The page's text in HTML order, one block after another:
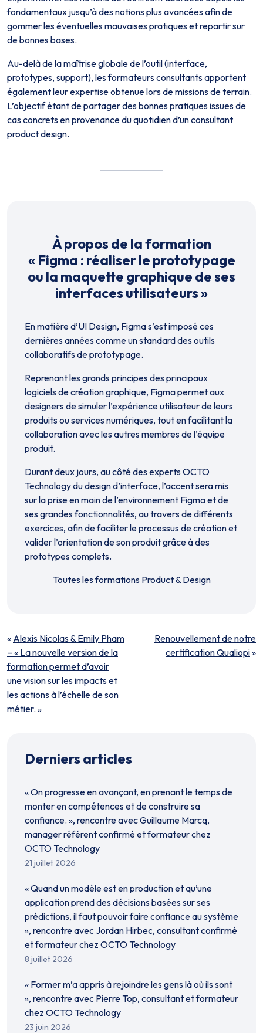
fondamentaux jusqu’à des notions plus avancées afin de
gommer les éventuelles mauvaises pratiques et repartir sur
de bonnes bases.
Au-delà de la maîtrise globale de l’outil (interface,
prototypes, support), les formateurs consultants apportent
également leur expertise obtenue lors de missions de terrain.
L’objectif étant de partager des bonnes pratiques issues de
cas concrets en provenance du quotidien d’un consultant
product design.
À propos de la formation
« Figma : réaliser le prototypage
ou la maquette graphique de ses
interfaces utilisateurs»
En matière d’UI Design, Figma s’est imposé ces
dernières années comme un standard des outils
collaboratifs de prototypage.
Reprenant les grands principes des principaux
logiciels de création graphique, Figma permet aux
designers de simuler l’expérience utilisateur de leurs
produits ou services numériques, tout en facilitant la
collaboration avec les autres membres de l’équipe
produit.
Durant deux jours, au côté des experts OCTO
Technology du design d’interface, l’accent sera mis
sur la prise en main de l’environnement Figma et de
ses grandes fonctionnalités, au travers de différents
exercices, afin de faciliter le processus de création et
valider l’orientation de son produit grâce à des
prototypes complets.
Toutes les formations Product & Design
« Alexis Nicolas & Emily Pham
– « La nouvelle version de la
formation permet d’avoir
une vision sur les impacts et
les actions à l’échelle de son
métier. »
Renouvellement de notre
certification Qualiopi»
Derniers articles
« On progresse en avançant, en prenant le temps de
monter en compétences et de construire sa
confiance. », rencontre avec Guillaume Marcq,
manager référent confirmé et formateur chez
OCTO Technology
21 juillet 2026
« Quand un modèle est en production et qu’une
application prend des décisions basées sur ses
prédictions, il faut pouvoir faire confiance au système
», rencontre avec Jordan Hirbec, consultant confirmé
et formateur chez OCTO Technology
8 juillet 2026
« Former m’a appris à rejoindre les gens là où ils sont
», rencontre avec Pierre Top, consultant et formateur
chez OCTO Technology
23 juin 2026